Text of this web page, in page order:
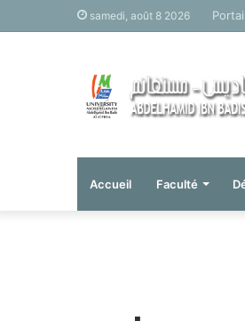
samedi, août 8 2026
Accueil Faculté